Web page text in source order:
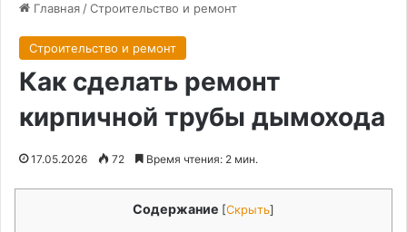
Главная /Строительство и ремонт
Строительство и ремонт
Как сделать ремонт
кирпичной трубы дымохода
17.05.2026 72 Время чтения: 2 мин.
Содержание [Скрыть]